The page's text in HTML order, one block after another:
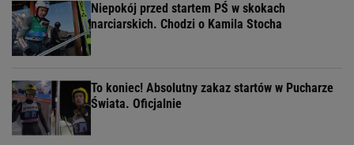
Niepokój przed startem PŚ w skokach
narciarskich. Chodzi o Kamila Stocha
To koniec! Absolutny zakaz startów w Pucharze
Świata. Oficjalnie